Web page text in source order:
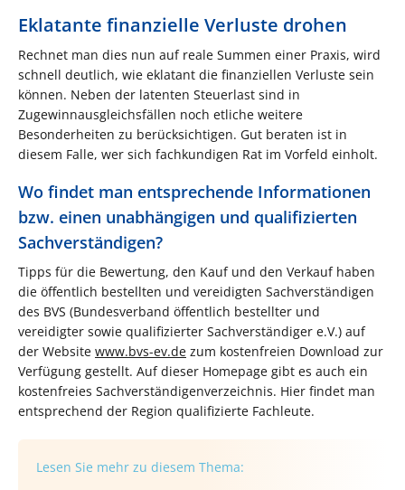
Eklatante finanzielle Verluste drohen
Rechnet man dies nun auf reale Summen einer Praxis, wird
schnell deutlich, wie eklatant die finanziellen Verluste sein
können. Neben der latenten Steuerlast sind in
Zugewinnausgleichsfällen noch etliche weitere
Besonderheiten zu berücksichtigen. Gut beraten ist in
diesem Falle, wer sich fachkundigen Rat im Vorfeld einholt.
Wo findet man entsprechende Informationen
bzw. einen unabhängigen und qualifizierten
Sachverständigen?
Tipps für die Bewertung, den Kauf und den Verkauf haben
die öffentlich bestellten und vereidigten Sachverständigen
des BVS (Bundesverband öffentlich bestellter und
vereidigter sowie qualifizierter Sachverständiger e.V.) auf
der Website www.bvs-ev.de zum kostenfreien Download zur
Verfügung gestellt. Auf dieser Homepage gibt es auch ein
kostenfreies Sachverständigenverzeichnis. Hier findet man
entsprechend der Region qualifizierte Fachleute.
Lesen Sie mehr zu diesem Thema: